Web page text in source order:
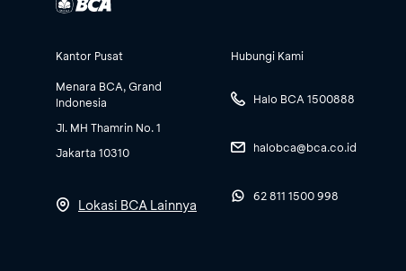
Kantor Pusat
Menara BCA, Grand
Indonesia
Jl. MH Thamrin No. 1
Jakarta 10310
Lokasi BCA Lainnya
Hubungi Kami
Halo BCA 1500888
halobca@bca.co.id
62 811 1500 998